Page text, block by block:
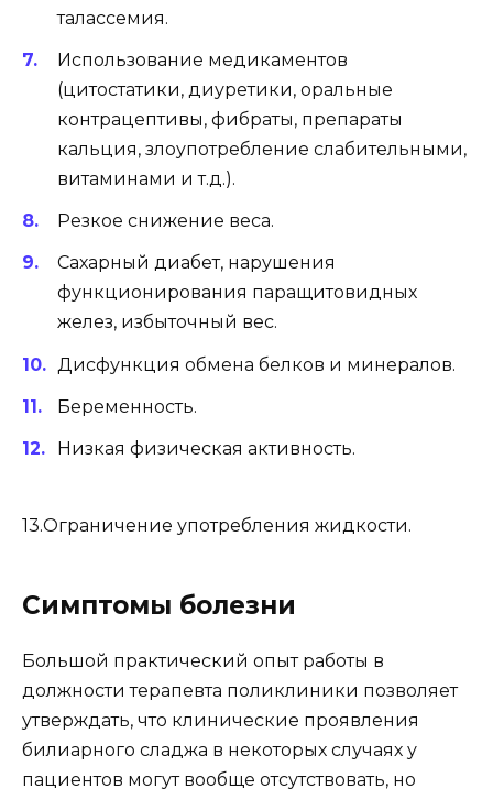
талассемия.
Использование медикаментов
(цитостатики, диуретики, оральные
контрацептивы, фибраты, препараты
кальция, злоупотребление слабительными,
витаминами и т.д.).
Резкое снижение веса.
Сахарный диабет, нарушения
функционирования паращитовидных
желез, избыточный вес.
Дисфункция обмена белков и минералов.
Беременность.
Низкая физическая активность.
13.Ограничение употребления жидкости.
Симптомы болезни
Большой практический опыт работы в
должности терапевта поликлиники позволяет
утверждать, что клинические проявления
билиарного сладжа в некоторых случаях у
пациентов могут вообще отсутствовать, но